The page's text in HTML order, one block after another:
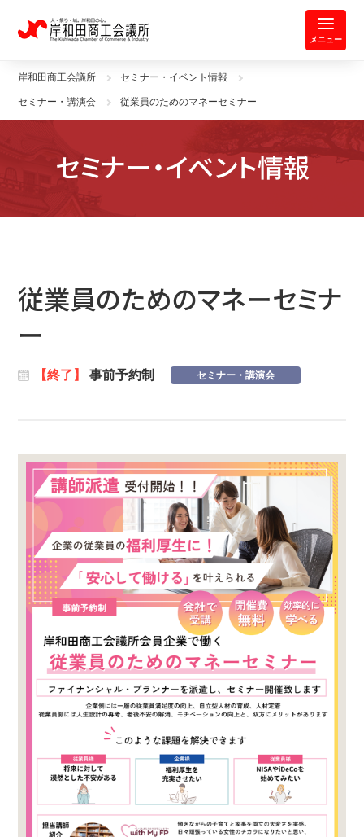
岸和田商工会議所 | 人・祭り・城。
メニュー
岸和田商工会議所 セミナー・イベント情報
セミナー・講演会 従業員のためのマネーセミナー
セミナー・イベント情報
従業員のためのマネーセミナ
ー
【終了】 事前予約制 セミナー・講演会